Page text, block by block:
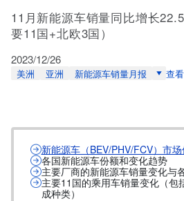
11月新能源车销量同比增长
要11国+北欧3国）
2023/12/26
美洲 亚洲 新能源车销量月报 查
新能源车（BEV/PHV/FCV）市
各国新能源车份额和变化趋势
主要厂商的新能源车销量变化与
主要11国的乘用车销量变化（包
成种类）